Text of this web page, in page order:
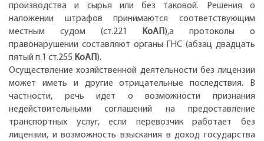
производства и сырья или без таковой. Решения о
наложении штрафов принимаются соответствующим
местным судом (ст.221
КоАП ),а протоколы о
правонарушении составляют органы ГНС (абзац двадцать
пятый п.1 ст.255 КоАП ).
Осуществление хозяйственной деятельности без лицензии
может иметь и другие отрицательные последствия. В
частности, речь идет о возможности признания
недействительными соглашений на предоставление
транспортных услуг, если перевозчик работает без
лицензии, и возможность взыскания в доход государства